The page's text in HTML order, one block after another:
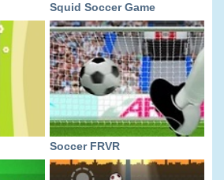
Squid Soccer Game
Soccer FRVR